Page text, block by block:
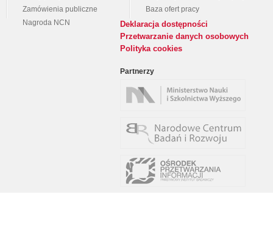
Zamówienia publiczne
Nagroda NCN
Baza ofert pracy
Deklaracja dostępności
Przetwarzanie danych osobowych
Polityka cookies
Partnerzy